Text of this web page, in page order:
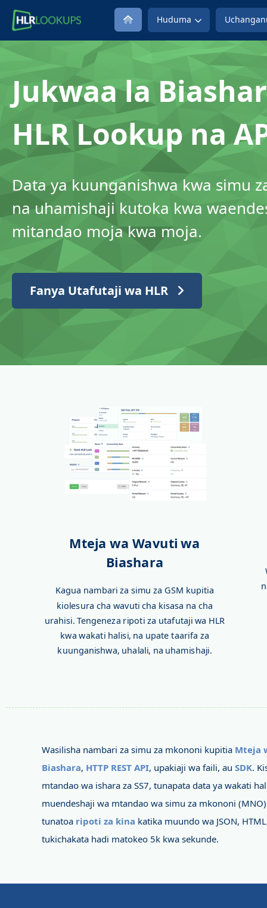
Huduma
Jukwaa la
HLR Lookup na
Data ya kuunganishwa kwa simu
na uhamishaji kutoka kwa
mitandao moja kwa moja.
Fanya Utafutaji wa HLR
Mteja wa Wavuti wa
Biashara
Kagua nambari za simu za GSM kupitia
kiolesura cha wavuti cha kisasa na cha
urahisi. Tengeneza ripoti za utafutaji wa HLR
kwa wakati halisi, na upate taarifa za
kuunganishwa, uhalali, na uhamishaji.
Wasilisha nambari za simu za mkononi kupitia Mteja
Biashara, HTTP REST API, upakiaji wa faili, au SDK.
mtandao wa ishara za SS7, tunapata data ya wakati
muendeshaji wa mtandao wa simu za mkononi
tunatoa ripoti za kina katika muundo wa JSON,
tukichakata hadi matokeo 5k kwa sekunde.